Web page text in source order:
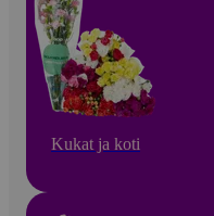
Kukat ja koti